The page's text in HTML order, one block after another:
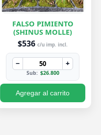
FALSO PIMIENTO
(SHINUS MOLLE)
$536 c/u imp. incl.
− +
Sub: $26.800
Agregar al carrito